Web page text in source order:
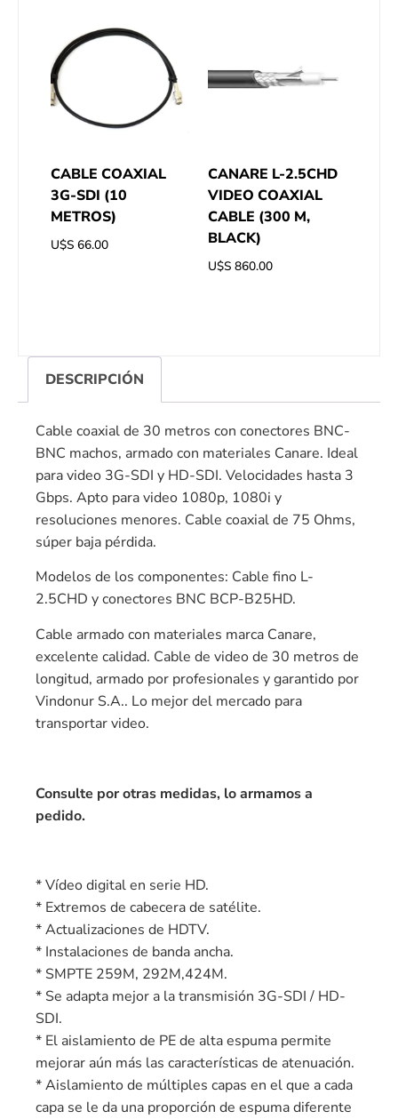
CABLE COAXIAL
3G-SDI (10
METROS)
U$S 66.00
CANARE L-2.5CHD
VIDEO COAXIAL
CABLE (300 M,
BLACK)
U$S 860.00
DESCRIPCIÓN
Cable coaxial de 30 metros con conectores BNC-
BNC machos, armado con materiales Canare. Ideal
para video 3G-SDI y HD-SDI. Velocidades hasta 3
Gbps. Apto para video 1080p, 1080i y
resoluciones menores. Cable coaxial de 75 Ohms,
súper baja pérdida.
Modelos de los componentes: Cable fino L-
2.5CHD y conectores BNC BCP-B25HD.
Cable armado con materiales marca Canare,
excelente calidad. Cable de video de 30 metros de
longitud, armado por profesionales y garantido por
Vindonur S.A.. Lo mejor del mercado para
transportar video.
Consulte por otras medidas, lo armamos a
pedido.
* Vídeo digital en serie HD.
* Extremos de cabecera de satélite.
* Actualizaciones de HDTV.
* Instalaciones de banda ancha.
* SMPTE 259M, 292M,424M.
* Se adapta mejor a la transmisión 3G-SDI / HD-
SDI.
* El aislamiento de PE de alta espuma permite
mejorar aún más las características de atenuación.
* Aislamiento de múltiples capas en el que a cada
capa se le da una proporción de espuma diferente